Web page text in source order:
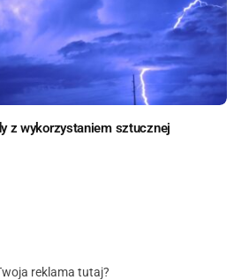
z wykorzystaniem sztucznej
reklama tutaj?